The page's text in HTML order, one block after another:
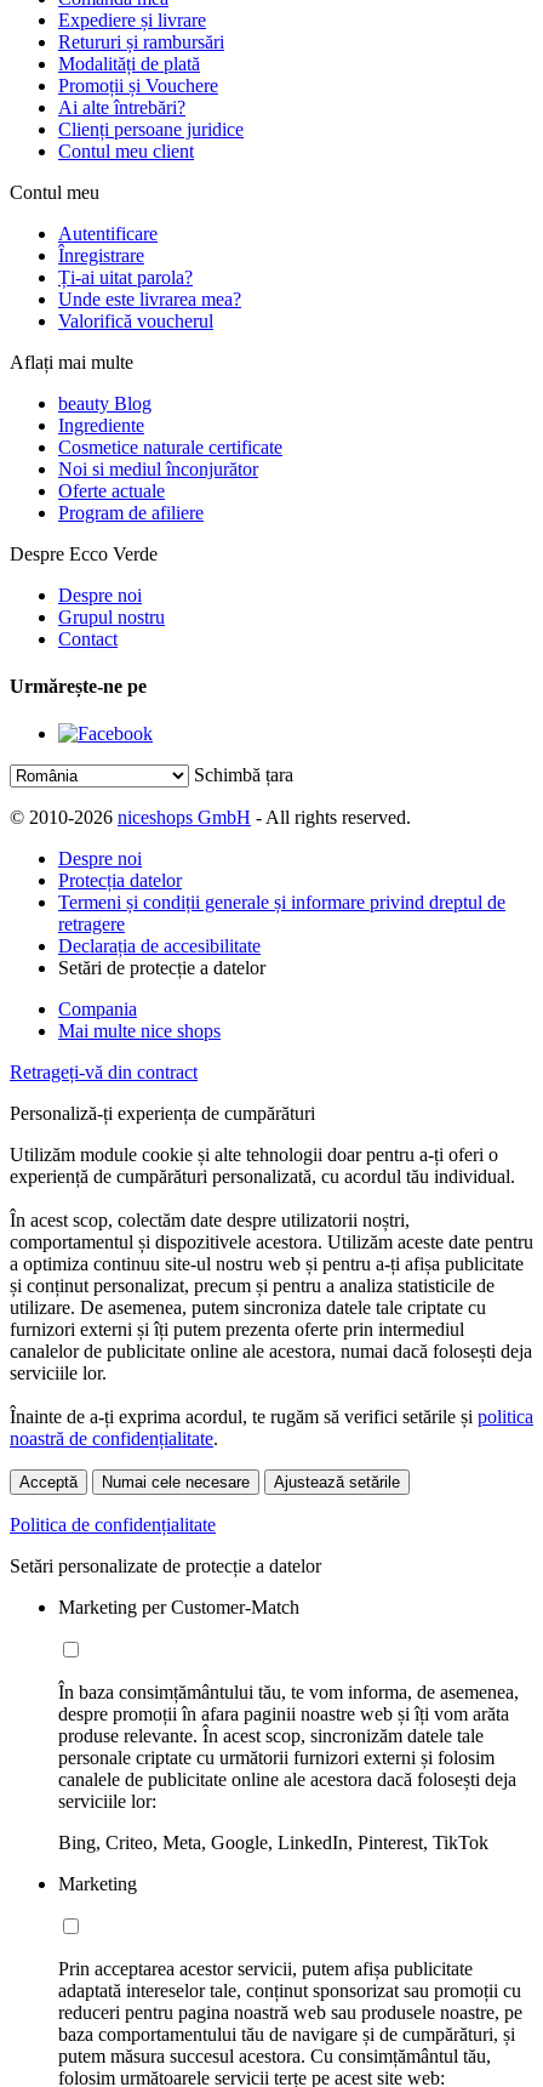
Expediere și livrare
Retururi și rambursări
Modalități de plată
Promoții și Vouchere
Ai alte întrebări?
Clienți persoane juridice
Contul meu client
Contul meu
Autentificare
Înregistrare
Ți-ai uitat parola?
Unde este livrarea mea?
Valorifică voucherul
Aflați mai multe
beauty Blog
Ingrediente
Cosmetice naturale certificate
Noi si mediul înconjurător
Oferte actuale
Program de afiliere
Despre Ecco Verde
Despre noi
Grupul nostru
Contact
Urmărește-ne pe
Schimbă țara
© 2010-2026 niceshops GmbH - All rights reserved.
Despre noi
Protecția datelor
Termeni și condiții generale și informare privind dreptul de
retragere
Declarația de accesibilitate
Setări de protecție a datelor
Compania
Mai multe nice shops
Retrageți-vă din contract
Personaliză-ți experiența de cumpărături
Utilizăm module cookie și alte tehnologii doar pentru a-ți oferi o
experiență de cumpărături personalizată, cu acordul tău individual.
În acest scop, colectăm date despre utilizatorii noștri,
comportamentul și dispozitivele acestora. Utilizăm aceste date pentru
a optimiza continuu site-ul nostru web și pentru a-ți afișa publicitate
și conținut personalizat, precum și pentru a analiza statisticile de
utilizare. De asemenea, putem sincroniza datele tale criptate cu
furnizori externi și îți putem prezenta oferte prin intermediul
canalelor de publicitate online ale acestora, numai dacă folosești deja
serviciile lor.
Înainte de a-ți exprima acordul, te rugăm să verifici setările și politica
noastră de confidențialitate.
Acceptă Numai cele necesare Ajustează setările
Politica de confidențialitate
Setări personalizate de protecție a datelor
Marketing per Customer-Match
În baza consimțământului tău, te vom informa, de asemenea,
despre promoții în afara paginii noastre web și îți vom arăta
produse relevante. În acest scop, sincronizăm datele tale
personale criptate cu următorii furnizori externi și folosim
canalele de publicitate online ale acestora dacă folosești deja
serviciile lor:
Bing, Criteo, Meta, Google, LinkedIn, Pinterest, TikTok
Marketing
Prin acceptarea acestor servicii, putem afișa publicitate
adaptată intereselor tale, conținut sponsorizat sau promoții cu
reduceri pentru pagina noastră web sau produsele noastre, pe
baza comportamentului tău de navigare și de cumpărături, și
putem măsura succesul acestora. Cu consimțământul tău,
folosim următoarele servicii terțe pe acest site web: